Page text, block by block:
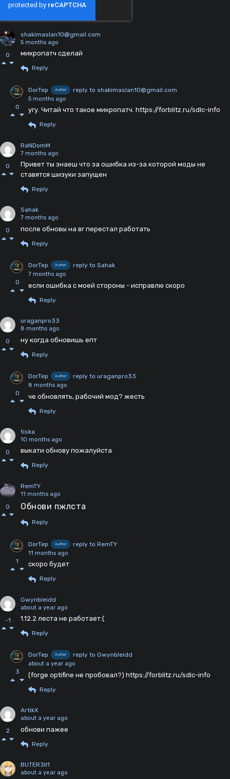
0
shakimaslan10@gmail.com
5 months ago
микропатч сделай
Reply
0
DorTep Author reply to shakimaslan10@gmail.com
5 months ago
угу. Читай что такое микропатч. https://forblitz.ru/sdlc-info
Reply
0
RaNDomM
7 months ago
Привет ты знаеш что за ошибка из-за которой моды не
ставятся шизуки запущен
Reply
0
Sahak
7 months ago
после обновы на вг перестал работать
Reply
0
DorTep Author reply to Sahak
7 months ago
если ошибка с моей стороны - исправлю скоро
Reply
0
uraganpro33
8 months ago
ну когда обновишь епт
Reply
0
DorTep Author reply to uraganpro33
8 months ago
че обновлять, рабочий мод? жесть
Reply
0
tiska
10 months ago
выкати обнову пожалуйста
Reply
0
RemTY
11 months ago
Обнови пжлста
Reply
1
DorTep Author reply to RemTY
11 months ago
скоро будет
Reply
-1
Gwynbleidd
about a year ago
1.12.2 леста не работает:(
Reply
3
DorTep Author reply to Gwynbleidd
about a year ago
(forge optifine не пробовал?) https://forblitz.ru/sdlc-info
Reply
2
ArtikX
about a year ago
обнови пажее
Reply
BUTER3II1
about a year ago